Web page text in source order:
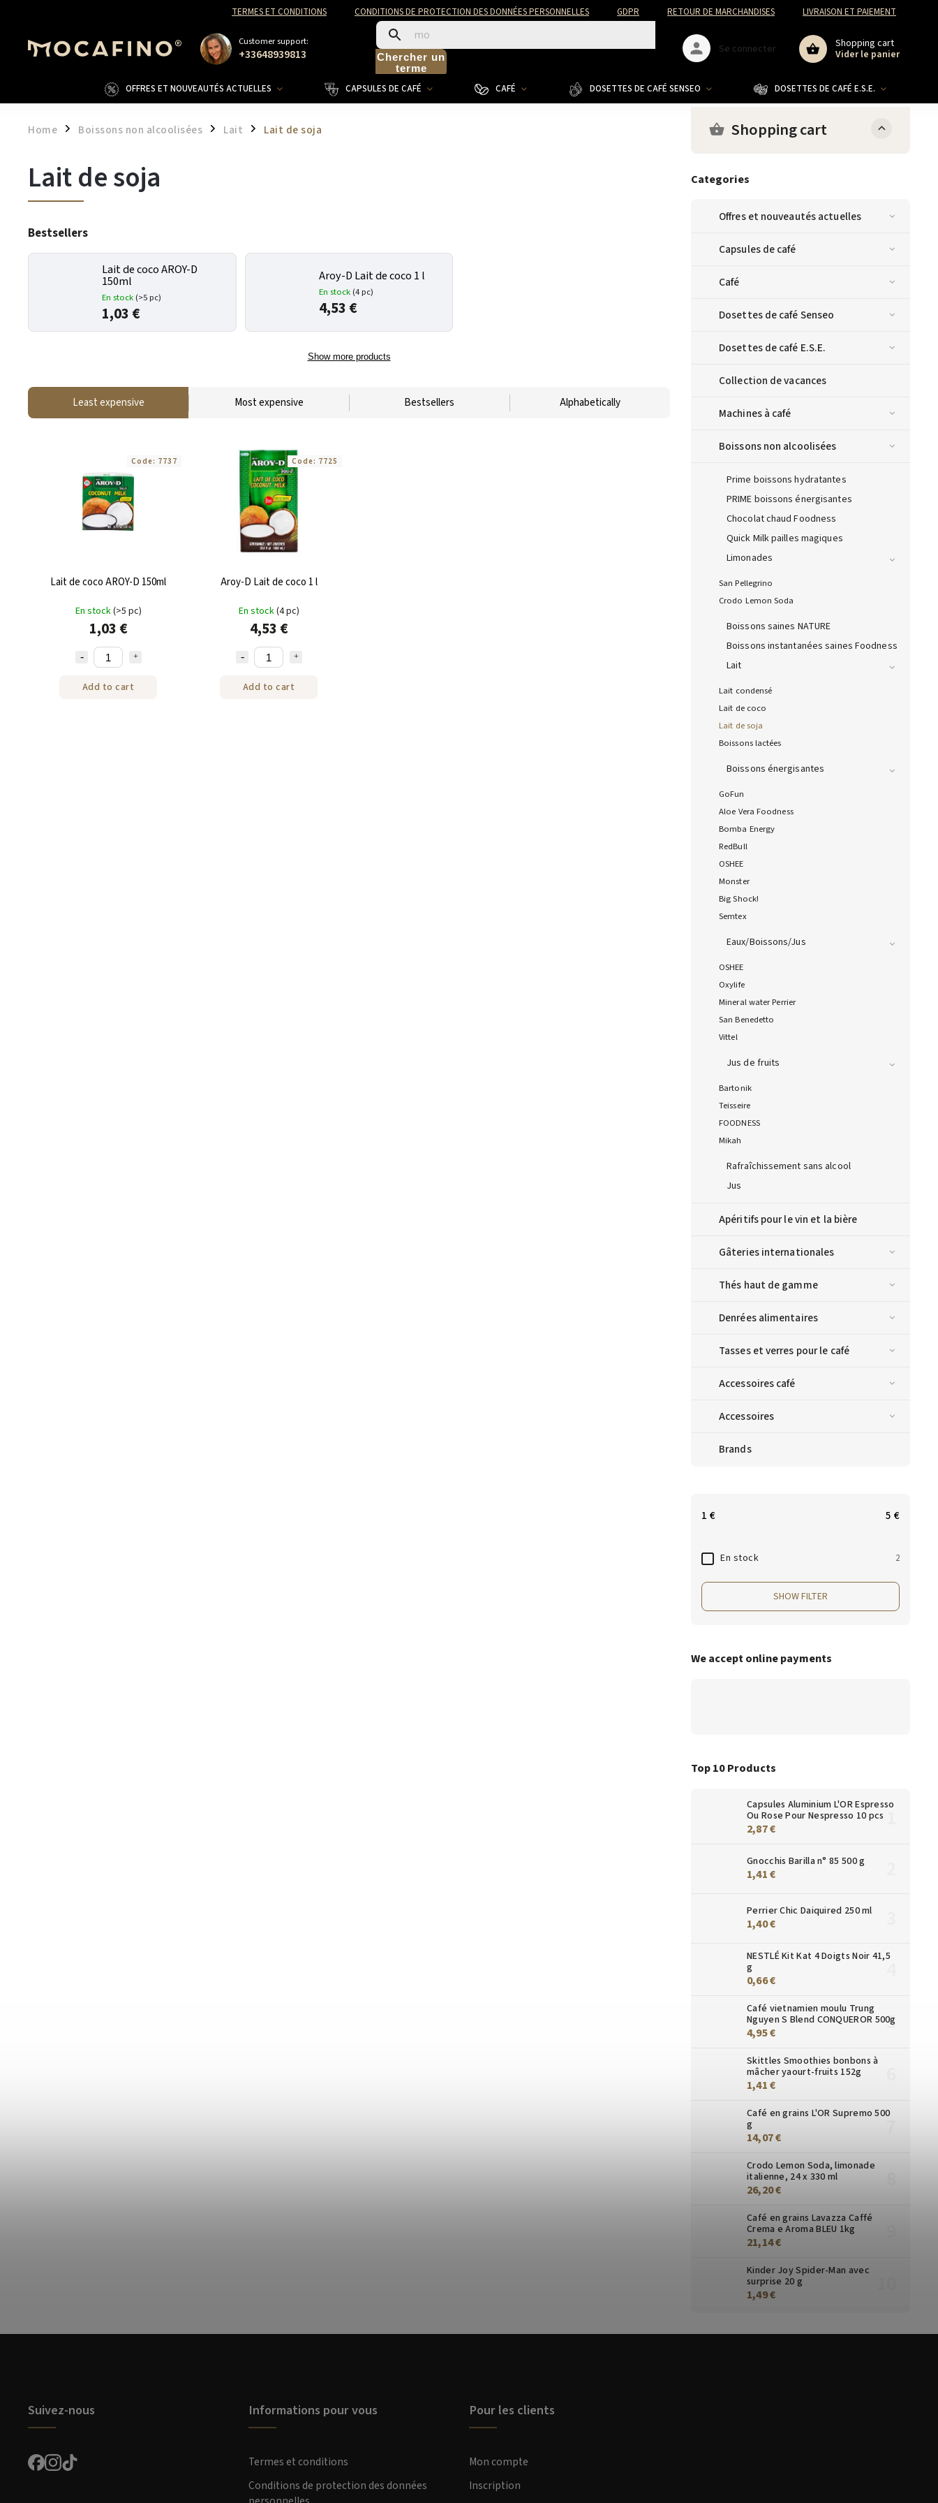
TERMES ET CONDITIONS CONDITIONS DE PROTECTION DES DONNÉES PERSONNELLES GDPR RETOUR DE MARCHANDISES LIVRAISON ET PAIEMENT
Customer support:
+33648939813
Chercher un
terme
Shopping cart
Vider le panier
Se connecter
OFFRES ET NOUVEAUTÉS ACTUELLES CAPSULES DE CAFÉ CAFÉ DOSETTES DE CAFÉ SENSEO DOSETTES DE CAFÉ E.S.E.
Home / Boissons non alcoolisées / Lait / Lait de soja Shopping cart
Categories
Offres et nouveautés actuelles
Capsules de café
Café
Dosettes de café Senseo
Dosettes de café E.S.E.
Collection de vacances
Machines à café
Boissons non alcoolisées
Prime boissons hydratantes
PRIME boissons énergisantes
Chocolat chaud Foodness
Quick Milk pailles magiques
Limonades
San Pellegrino
Crodo Lemon Soda
Boissons saines NATURE
Boissons instantanées saines Foodness
Lait
Lait condensé
Lait de coco
Lait de soja
Boissons lactées
Boissons énergisantes
GoFun
Aloe Vera Foodness
Bomba Energy
RedBull
OSHEE
Monster
Big Shock!
Semtex
Eaux/Boissons/Jus
OSHEE
Oxylife
Mineral water Perrier
San Benedetto
Vittel
Jus de fruits
Bartonik
Teisseire
FOODNESS
Mikah
Rafraîchissement sans alcool
Jus
Apéritifs pour le vin et la bière
Gâteries internationales
Thés haut de gamme
Denrées alimentaires
Tasses et verres pour le café
Accessoires café
Accessoires
Brands
1 € 5 €
En stock 2
SHOW FILTER
We accept online payments
Top 10 Products
Capsules Aluminium L'OR Espresso
Ou Rose Pour Nespresso 10 pcs
2,87 €
Gnocchis Barilla n° 85 500 g
1,41 €
Perrier Chic Daiquired 250 ml
1,40 €
NESTLÉ Kit Kat 4 Doigts Noir 41,5
g
0,66 €
Café vietnamien moulu Trung
Nguyen S Blend CONQUEROR 500g
4,95 €
Skittles Smoothies bonbons à
mâcher yaourt-fruits 152g
1,41 €
Café en grains L'OR Supremo 500
g
14,07 €
Crodo Lemon Soda, limonade
italienne, 24 x 330 ml
26,20 €
Café en grains Lavazza Caffé
Crema e Aroma BLEU 1kg
21,14 €
Kinder Joy Spider-Man avec
surprise 20 g
1,49 €
Lait de soja
Bestsellers
Lait de coco AROY-D
150ml
En stock (>5 pc)
1,03 €
Aroy-D Lait de coco 1 l
En stock (4 pc)
4,53 €
Show more products
Least expensive Most expensive Bestsellers Alphabetically
Lait de coco AROY-D 150ml
En stock(>5 pc)
1,03 €
Add to cart
Code: 7737
Aroy-D Lait de coco 1 l
En stock(4 pc)
4,53 €
Add to cart
Code: 7725
Suivez-nous Informations pour vous
Termes et conditions
Conditions de protection des données
Pour les clients
Mon compte
Inscription